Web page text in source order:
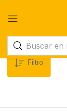
Filtro